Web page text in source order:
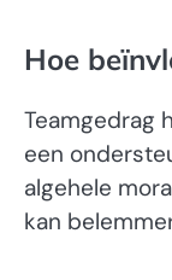
Hoe
Teamgedrag
een
algehele
kan